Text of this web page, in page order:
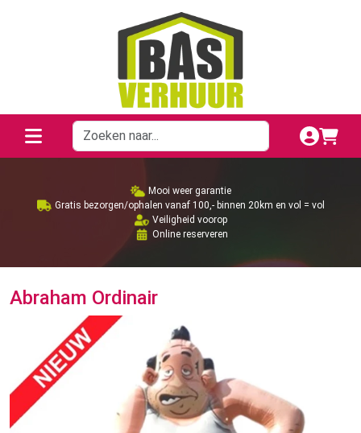
Mooi weer garantie
Gratis bezorgen/ophalen vanaf 100,- binnen 20km en vol = vol
Veiligheid voorop
Online reserveren
Abraham Ordinair